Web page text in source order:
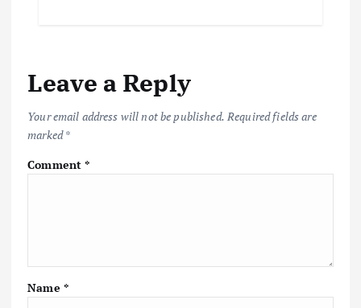
Leave a Reply
Your email address will not be published. Required fields are
marked*
Comment*
Name *